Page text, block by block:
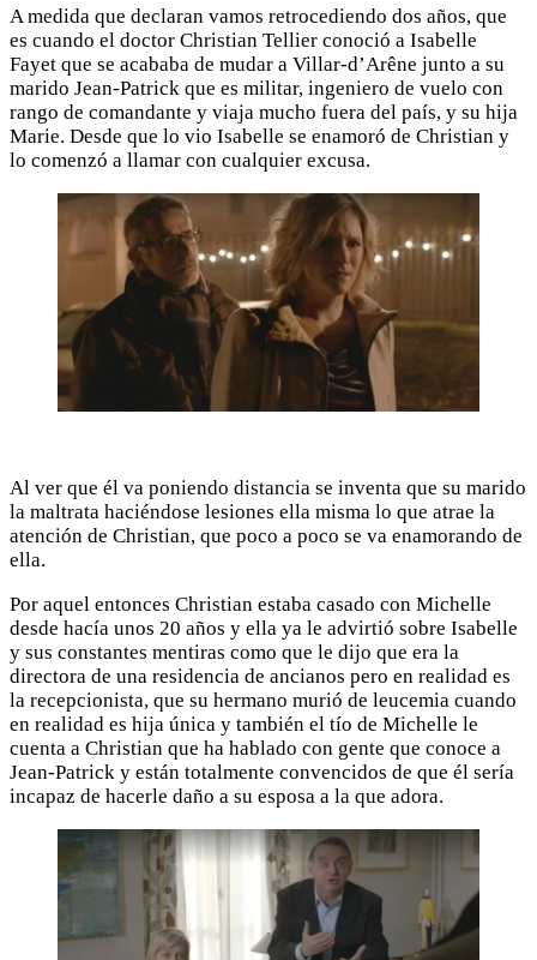
A medida que declaran vamos retrocediendo dos años, que
es cuando el doctor Christian Tellier conoció a Isabelle
Fayet que se acababa de mudar a Villar-d’Arêne junto a su
marido Jean-Patrick que es militar, ingeniero de vuelo con
rango de comandante y viaja mucho fuera del país, y su hija
Marie. Desde que lo vio Isabelle se enamoró de Christian y
lo comenzó a llamar con cualquier excusa.
Al ver que él va poniendo distancia se inventa que su marido
la maltrata haciéndose lesiones ella misma lo que atrae la
atención de Christian, que poco a poco se va enamorando de
ella.
Por aquel entonces Christian estaba casado con Michelle
desde hacía unos 20 años y ella ya le advirtió sobre Isabelle
y sus constantes mentiras como que le dijo que era la
directora de una residencia de ancianos pero en realidad es
la recepcionista, que su hermano murió de leucemia cuando
en realidad es hija única y también el tío de Michelle le
cuenta a Christian que ha hablado con gente que conoce a
Jean-Patrick y están totalmente convencidos de que él sería
incapaz de hacerle daño a su esposa a la que adora.